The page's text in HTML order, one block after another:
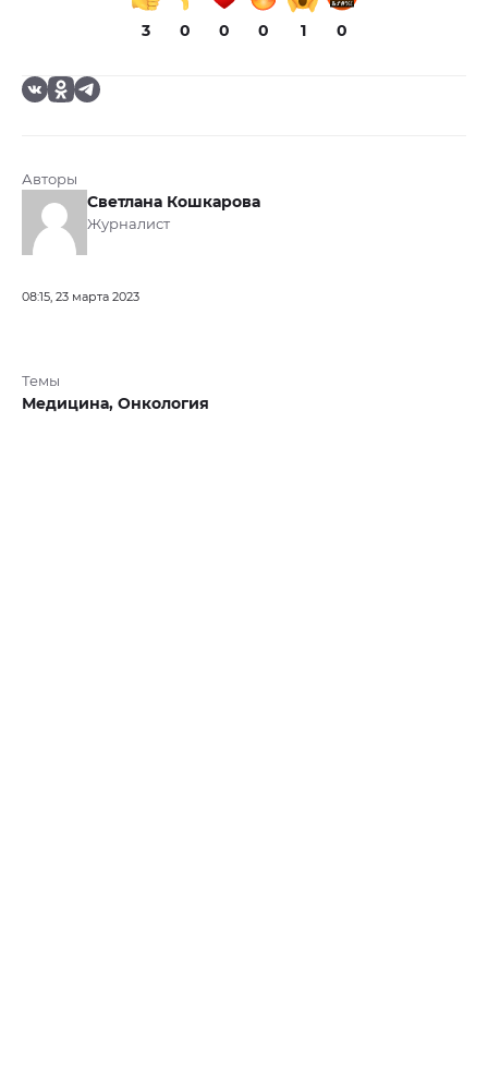
3 0 0 0 1 0
Авторы
Светлана Кошкарова
Журналист
08:15, 23 марта 2023
Темы
Медицина, Онкология